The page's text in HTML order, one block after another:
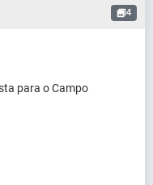
4
para o Campo